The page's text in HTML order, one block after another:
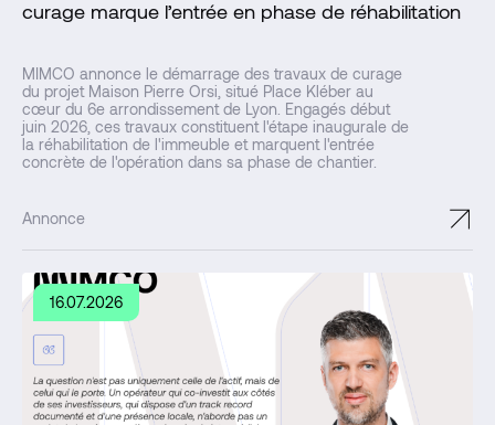
curage marque l’entrée en phase de réhabilitation
MIMCO annonce le démarrage des travaux de curage
du projet Maison Pierre Orsi, situé Place Kléber au
cœur du 6e arrondissement de Lyon. Engagés début
juin 2026, ces travaux constituent l'étape inaugurale de
la réhabilitation de l'immeuble et marquent l'entrée
concrète de l'opération dans sa phase de chantier.
↗
Annonce
16.07.2026